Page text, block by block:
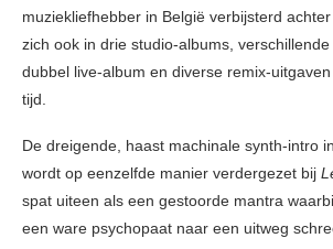
muziekliefhebber in België verbijsterd
zich ook in drie studio-albums,
dubbel live-album en diverse remix-
tijd.
De dreigende, haast machinale synth-intro
wordt op eenzelfde manier verdergezet bij
spat uiteen als een gestoorde mantra
een ware psychopaat naar een uitweg